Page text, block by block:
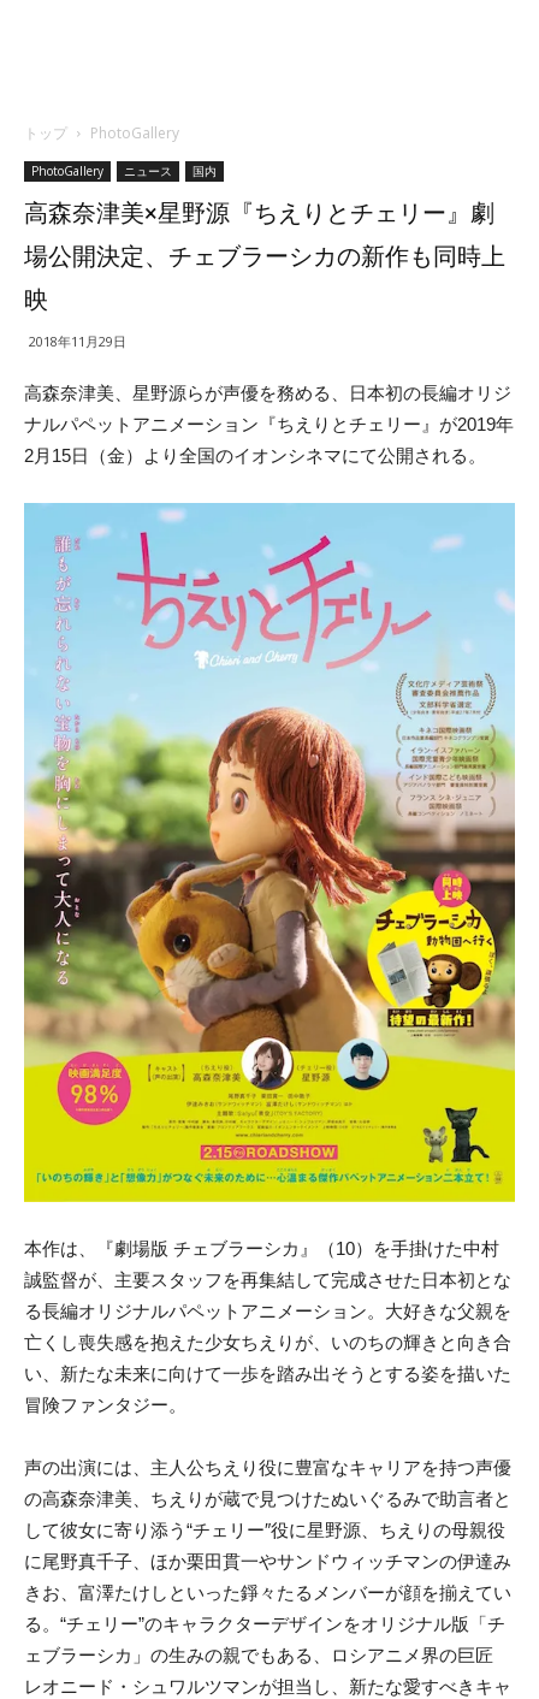
トップ PhotoGallery
PhotoGallery ニュース 国内
高森奈津美×星野源『ちえりとチェリー』劇
場公開決定、チェブラーシカの新作も同時上
映
2018年11月29日
高森奈津美、星野源らが声優を務める、日本初の長編オリジ
ナルパペットアニメーション『ちえりとチェリー』が2019年
2月15日（金）より全国のイオンシネマにて公開される。
本作は、『劇場版 チェブラーシカ』（10）を手掛けた中村
誠監督が、主要スタッフを再集結して完成させた日本初とな
る長編オリジナルパペットアニメーション。大好きな父親を
亡くし喪失感を抱えた少女ちえりが、いのちの輝きと向き合
い、新たな未来に向けて一歩を踏み出そうとする姿を描いた
冒険ファンタジー。
声の出演には、主人公ちえり役に豊富なキャリアを持つ声優
の高森奈津美、ちえりが蔵で見つけたぬいぐるみで助言者と
して彼女に寄り添う“チェリー″役に星野源、ちえりの母親役
に尾野真千子、ほか栗田貫一やサンドウィッチマンの伊達み
きお、富澤たけしといった錚々たるメンバーが顔を揃えてい
る。“チェリー”のキャラクターデザインをオリジナル版「チ
ェブラーシカ」の生みの親でもある、ロシアニメ界の巨匠
レオニード・シュワルツマンが担当し、新たな愛すべきキャ